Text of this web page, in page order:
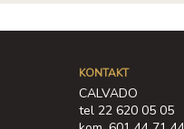
KONTAKT
CALVADO
tel 22 620 05 05